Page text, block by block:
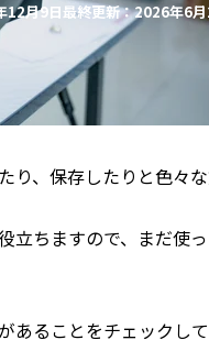
12月9日最終更新：2026年6
、保存したりと色々
ちますので、まだ使
ることをチェックして